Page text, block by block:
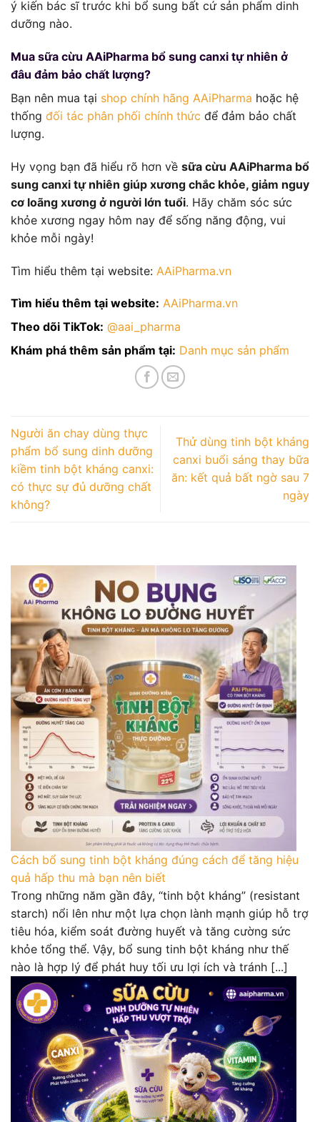
ý kiến bác sĩ trước khi bổ sung bất cứ sản phẩm dinh
dưỡng nào.
Mua sữa cừu AAiPharma bổ sung canxi tự nhiên ở
đâu đảm bảo chất lượng?
Bạn nên mua tại shop chính hãng AAiPharma hoặc hệ
thống đối tác phân phối chính thức để đảm bảo chất
lượng.
Hy vọng bạn đã hiểu rõ hơn về sữa cừu AAiPharma bổ
sung canxi tự nhiên giúp xương chắc khỏe, giảm nguy
cơ loãng xương ở người lớn tuổi. Hãy chăm sóc sức
khỏe xương ngay hôm nay để sống năng động, vui
khỏe mỗi ngày!
Tìm hiểu thêm tại website: AAiPharma.vn
Tìm hiểu thêm tại website: AAiPharma.vn
Theo dõi TikTok: @aai_pharma
Khám phá thêm sản phẩm tại: Danh mục sản phẩm
Người ăn chay dùng thực
phẩm bổ sung dinh dưỡng
kiềm tinh bột kháng canxi:
có thực sự đủ dưỡng chất
không?
Thử dùng tinh bột kháng
canxi buổi sáng thay bữa
ăn: kết quả bất ngờ sau 7
ngày
Cách bổ sung tinh bột kháng đúng cách để tăng hiệu
quả hấp thu mà bạn nên biết
Trong những năm gần đây, “tinh bột kháng” (resistant
starch) nổi lên như một lựa chọn lành mạnh giúp hỗ trợ
tiêu hóa, kiểm soát đường huyết và tăng cường sức
khỏe tổng thể. Vậy, bổ sung tinh bột kháng như thế
nào là hợp lý để phát huy tối ưu lợi ích và tránh [...]